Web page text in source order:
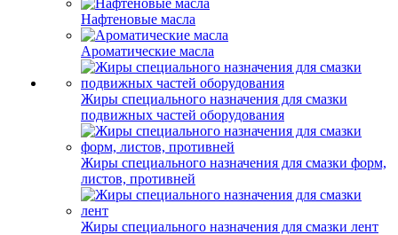
Нафтеновые масла
Ароматические масла
Жиры специального назначения для смазки
подвижных частей оборудования
Жиры специального назначения для смазки форм,
листов, противней
Жиры специального назначения для смазки лент